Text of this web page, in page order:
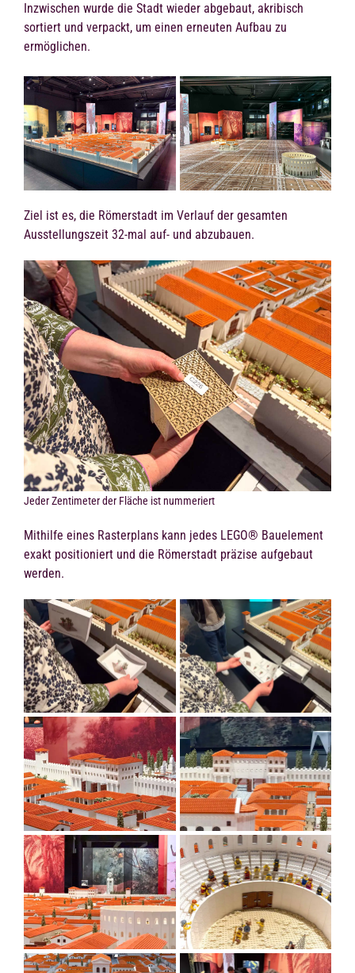
Inzwischen wurde die Stadt wieder abgebaut, akribisch
sortiert und verpackt, um einen erneuten Aufbau zu
ermöglichen.
Ziel ist es, die Römerstadt im Verlauf der gesamten
Ausstellungszeit 32-mal auf- und abzubauen.
Jeder Zentimeter der Fläche ist nummeriert
Mithilfe eines Rasterplans kann jedes LEGO® Bauelement
exakt positioniert und die Römerstadt präzise aufgebaut
werden.